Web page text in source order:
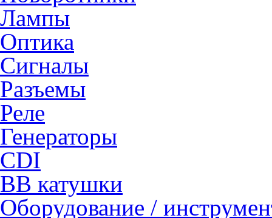
Лампы
Оптика
Сигналы
Разъемы
Реле
Генераторы
CDI
ВВ катушки
Оборудование /